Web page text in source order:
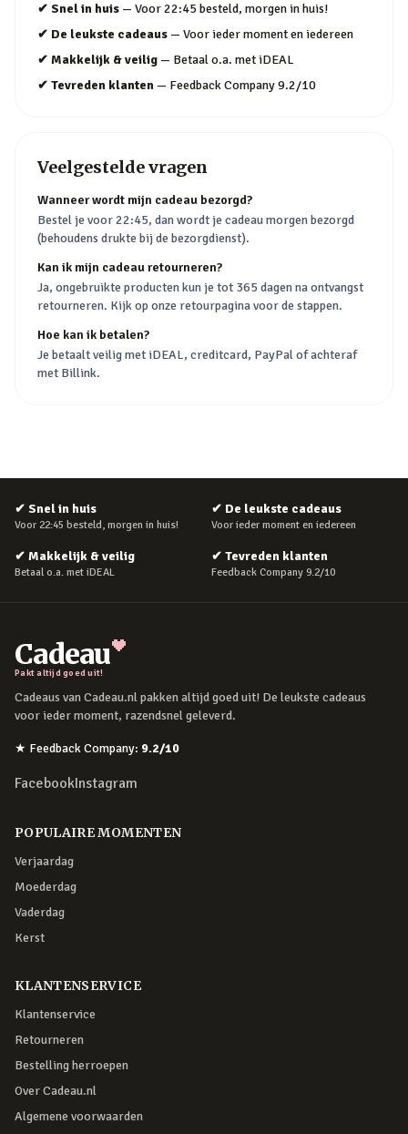
✔ Snel in huis — Voor 22:45 besteld, morgen in huis!
✔ De leukste cadeaus — Voor ieder moment en iedereen
✔ Makkelijk & veilig — Betaal o.a. met iDEAL
✔ Tevreden klanten — Feedback Company 9.2/10
Veelgestelde vragen
Wanneer wordt mijn cadeau bezorgd?
Bestel je voor 22:45, dan wordt je cadeau morgen bezorgd
(behoudens drukte bij de bezorgdienst).
Kan ik mijn cadeau retourneren?
Ja, ongebruikte producten kun je tot 365 dagen na ontvangst
retourneren. Kijk op onze retourpagina voor de stappen.
Hoe kan ik betalen?
Je betaalt veilig met iDEAL, creditcard, PayPal of achteraf
met Billink.
✔ Snel in huis
Voor 22:45 besteld, morgen in huis!
✔ De leukste cadeaus
Voor ieder moment en iedereen
✔ Makkelijk & veilig
Betaal o.a. met iDEAL
✔ Tevreden klanten
Feedback Company 9.2/10
Cadeau
Pakt altijd goed uit!
Cadeaus van Cadeau.nl pakken altijd goed uit! De leukste cadeaus
voor ieder moment, razendsnel geleverd.
★ Feedback Company: 9.2/10
FacebookInstagram
POPULAIRE MOMENTEN
Verjaardag
Moederdag
Vaderdag
Kerst
KLANTENSERVICE
Klantenservice
Retourneren
Bestelling herroepen
Over Cadeau.nl
Algemene voorwaarden